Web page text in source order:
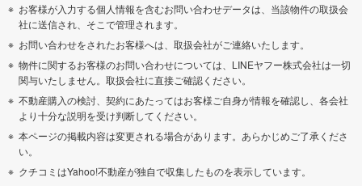
お客様が入力する個人情報を含むお問い合わせデータは、当該物件の取扱会
社に送信され、そこで管理されます。
お問い合わせをされたお客様へは、取扱会社がご連絡いたします。
物件に関するお客様のお問い合わせについては、LINEヤフー株式会社は一切
関与いたしません。取扱会社に直接ご確認ください。
不動産購入の検討、契約にあたってはお客様ご自身が情報を確認し、各会社
より十分な説明を受け判断してください。
本ページの掲載内容は変更される場合があります。あらかじめご了承くださ
い。
クチコミはYahoo!不動産が独自で収集したものを表示しています。